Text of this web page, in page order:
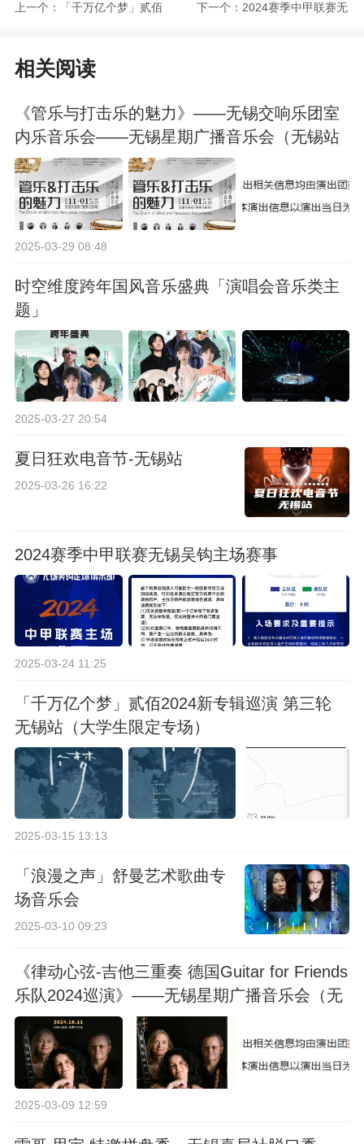
上一个： 「千万亿个梦」贰佰
限定专场）
下一个： 2024赛季中甲联赛无
相关阅读
《管乐与打击乐的魅力》——无锡交响乐团室
内乐音乐会——无锡星期广播音乐会（无锡站
合作）
2025-03-29 08:48
时空维度跨年国风音乐盛典「演唱会音乐类主
题」
2025-03-27 20:54
夏日狂欢电音节-无锡站
2025-03-26 16:22
2024赛季中甲联赛无锡吴钩主场赛事
2025-03-24 11:25
「千万亿个梦」贰佰2024新专辑巡演 第三轮
无锡站（大学生限定专场）
2025-03-15 13:13
「浪漫之声」舒曼艺术歌曲专
场音乐会
2025-03-10 09:23
《律动心弦-吉他三重奏 德国Guitar for Friends
乐队2024巡演》——无锡星期广播音乐会（无
锡站）
2025-03-09 12:59